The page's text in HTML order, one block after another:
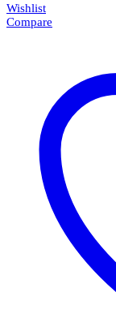
Wishlist
Compare